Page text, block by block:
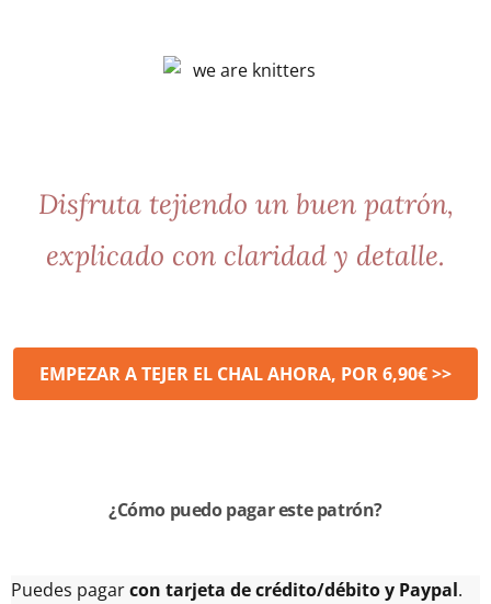
Disfruta tejiendo un buen patrón,
explicado con claridad y detalle.
EMPEZAR A TEJER EL CHAL AHORA, POR 6,90€ >>
¿Cómo puedo pagar este patrón?
Puedes pagarcon tarjeta de crédito/débito y Paypal.